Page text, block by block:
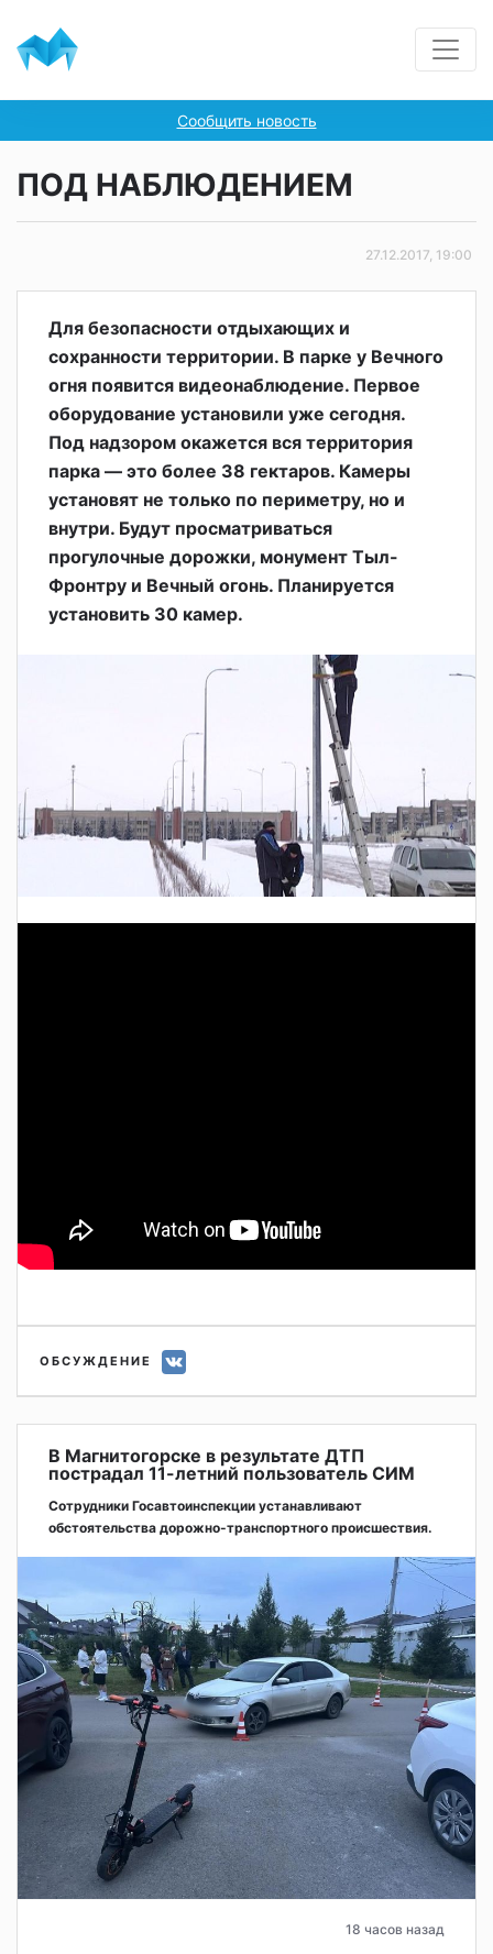
Сообщить новость
ПОД НАБЛЮДЕНИЕМ
27.12.2017, 19:00
Для безопасности отдыхающих и
сохранности территории. В парке у Вечного
огня появится видеонаблюдение. Первое
оборудование установили уже сегодня.
Под надзором окажется вся территория
парка — это более 38 гектаров. Камеры
установят не только по периметру, но и
внутри. Будут просматриваться
прогулочные дорожки, монумент Тыл-
Фронтру и Вечный огонь. Планируется
установить 30 камер.
ОБСУЖДЕНИЕ
В Магнитогорске в результате ДТП
пострадал 11-летний пользователь СИМ
Сотрудники Госавтоинспекции устанавливают
обстоятельства дорожно-транспортного происшествия.
18 часов назад